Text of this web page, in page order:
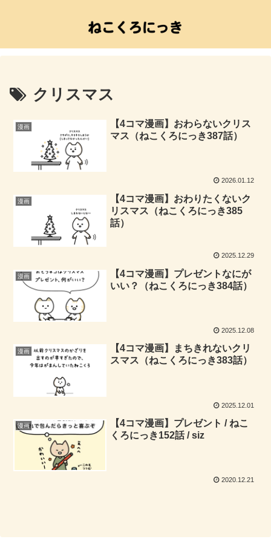
クリスマス
漫画
【4コマ漫画】おわらないクリス
マス（ねこくろにっき387話）
2026.01.12
漫画
【4コマ漫画】おわりたくないク
リスマス（ねこくろにっき385
話）
2025.12.29
漫画
【4コマ漫画】プレゼントなにが
いい？（ねこくろにっき384話）
2025.12.08
漫画
【4コマ漫画】まちきれないクリ
スマス（ねこくろにっき383話）
2025.12.01
漫画
【4コマ漫画】プレゼント / ねこ
くろにっき152話 / siz
2020.12.21